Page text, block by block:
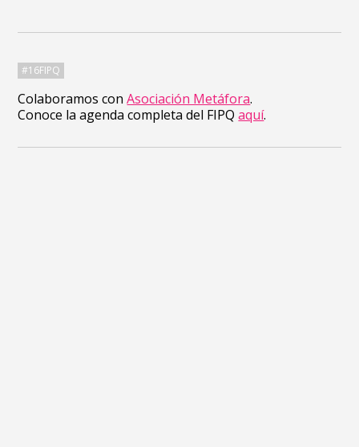
Colaboramos conAsociación Metáfora.
Conoce la agenda completa del FIPQaquí.
#16FIPQ